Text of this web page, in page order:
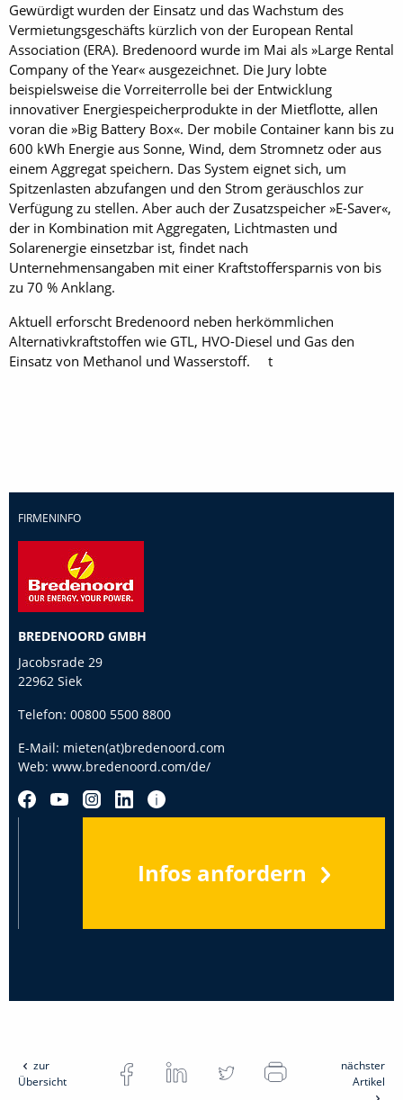
Gewürdigt wurden der Einsatz und das Wachstum des
Vermietungsgeschäfts kürzlich von der European Rental
Association (ERA). Bredenoord wurde im Mai als »Large Rental
Company of the Year« ausgezeichnet. Die Jury lobte
beispielsweise die Vorreiterrolle bei der Entwicklung
innovativer Energiespeicherprodukte in der Mietflotte, allen
voran die »Big Battery Box«. Der mobile Container kann bis zu
600 kWh Energie aus Sonne, Wind, dem Stromnetz oder aus
einem Aggregat speichern. Das System eignet sich, um
Spitzenlasten abzufangen und den Strom geräuschlos zur
Verfügung zu stellen. Aber auch der Zusatzspeicher »E-Saver«,
der in Kombination mit Aggregaten, Lichtmasten und
Solarenergie einsetzbar ist, findet nach
Unternehmensangaben mit einer Kraftstoffersparnis von bis
zu 70 % Anklang.
Aktuell erforscht Bredenoord neben herkömmlichen
Alternativkraftstoffen wie GTL, HVO-Diesel und Gas den
Einsatz von Methanol und Wasserstoff. t
FIRMENINFO
BREDENOORD GMBH
Jacobsrade 29
22962 Siek
Telefon: 00800 5500 8800
E-Mail: mieten(at)bredenoord.com
Web: www.bredenoord.com/de/
Infos anfordern
zur
Übersicht
nächster
Artikel